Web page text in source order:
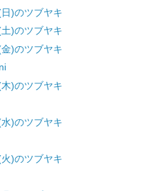
)のツブヤキ
)のツブヤキ
)のツブヤキ
)のツブヤキ
)のツブヤキ
)のツブヤキ